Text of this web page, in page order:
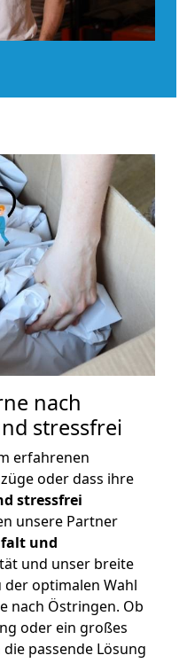
nach
stressfrei
erfahrenen
oder dass ihre
stressfrei
unsere Partner
und
und unser breite
der optimalen Wahl
nach Östringen. Ob
oder ein großes
passende Lösung